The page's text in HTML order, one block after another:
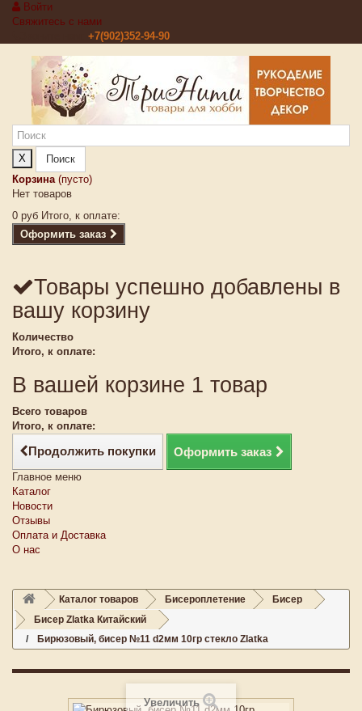
Войти
Свяжитесь с нами
+7(902)352-94-90
X
Поиск
Корзина (пусто)
Нет товаров
0 руб Итого, к оплате:
Оформить заказ
Товары успешно добавлены в
вашу корзину
Количество
Итого, к оплате:
В вашей корзине 1 товар
Всего товаров
Итого, к оплате:
Продолжить покупки Оформить заказ
Главное меню
Каталог
Новости
Отзывы
Оплата и Доставка
О нас
Каталог товаров Бисероплетение
Бисер
Бисер Zlatka Китайский
Бирюзовый, бисер №11 d2мм 10гр стекло Zlatka
Увеличить